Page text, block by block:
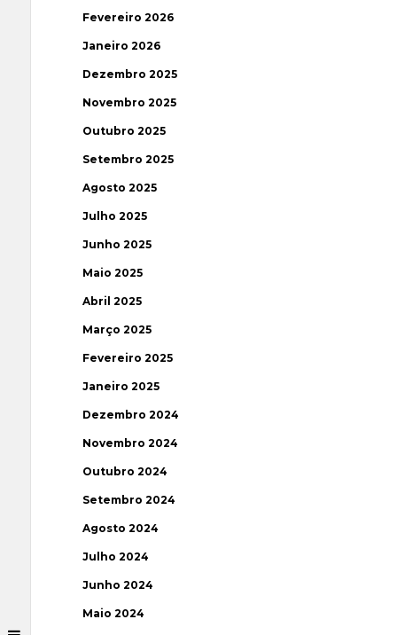
Fevereiro 2026
Janeiro 2026
Dezembro 2025
Novembro 2025
Outubro 2025
Setembro 2025
Agosto 2025
Julho 2025
Junho 2025
Maio 2025
Abril 2025
Março 2025
Fevereiro 2025
Janeiro 2025
Dezembro 2024
Novembro 2024
Outubro 2024
Setembro 2024
Agosto 2024
Julho 2024
Junho 2024
Maio 2024